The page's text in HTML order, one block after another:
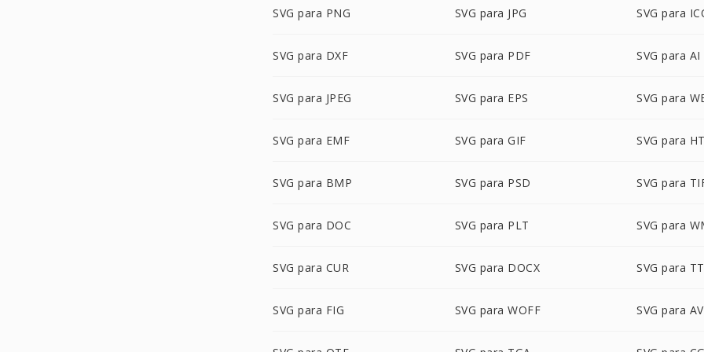
SVG para PNG SVG para JPG SVG para
SVG para DXF SVG para PDF SVG para AI
SVG para JPEG SVG para EPS SVG para
SVG para EMF SVG para GIF SVG para
SVG para BMP SVG para PSD SVG para
SVG para DOC SVG para PLT SVG para
SVG para CUR SVG para DOCX SVG para
SVG para FIG SVG para WOFF SVG para